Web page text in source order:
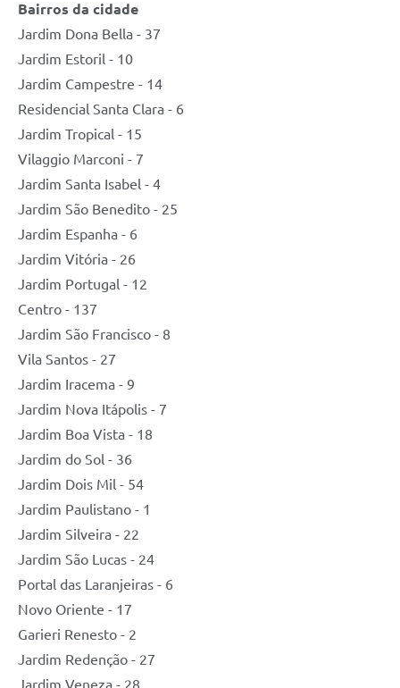
Bairros da cidade
Jardim Dona Bella - 37
Jardim Estoril - 10
Jardim Campestre - 14
Residencial Santa Clara - 6
Jardim Tropical - 15
Vilaggio Marconi - 7
Jardim Santa Isabel - 4
Jardim São Benedito - 25
Jardim Espanha - 6
Jardim Vitória - 26
Jardim Portugal - 12
Centro - 137
Jardim São Francisco - 8
Vila Santos - 27
Jardim Iracema - 9
Jardim Nova Itápolis - 7
Jardim Boa Vista - 18
Jardim do Sol - 36
Jardim Dois Mil - 54
Jardim Paulistano - 1
Jardim Silveira - 22
Jardim São Lucas - 24
Portal das Laranjeiras - 6
Novo Oriente - 17
Garieri Renesto - 2
Jardim Redenção - 27
Jardim Veneza - 28